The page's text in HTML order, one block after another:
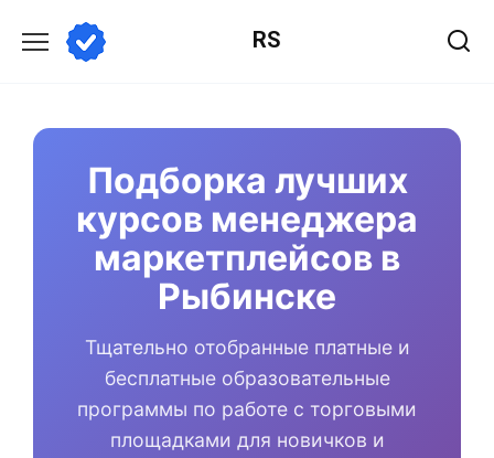
содержанию
RS
Подборка лучших
курсов менеджера
маркетплейсов в
Рыбинске
Тщательно отобранные платные и
бесплатные образовательные
программы по работе с торговыми
площадками для новичков и